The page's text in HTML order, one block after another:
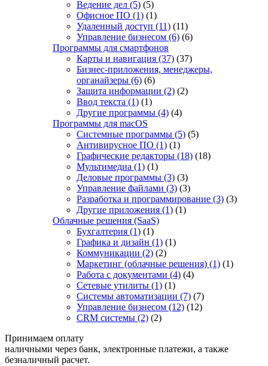
Ведение дел (5) (5)
Офисное ПО (1) (1)
Удаленный доступ (11) (11)
Управление бизнесом (6) (6)
Программы для смартфонов
Карты и навигация (37) (37)
Бизнес-приложения, менеджеры,
органайзеры (6) (6)
Защита информации (2) (2)
Ввод текста (1) (1)
Другие программы (4) (4)
Программы для macOS
Системные программы (5) (5)
Антивирусное ПО (1) (1)
Графические редакторы (18) (18)
Мультимедиа (1) (1)
Деловые программы (3) (3)
Управление файлами (3) (3)
Разработка и программирование (3) (3)
Другие приложения (1) (1)
Облачные решения (SaaS)
Бухгалтерия (1) (1)
Графика и дизайн (1) (1)
Коммуникации (2) (2)
Маркетинг (облачные решения) (1) (1)
Работа с документами (4) (4)
Сетевые утилиты (1) (1)
Системы автоматизации (7) (7)
Управление бизнесом (12) (12)
CRM системы (2) (2)
Принимаем оплату
наличными через банк, электронные платежи, а также
безналичный расчет.